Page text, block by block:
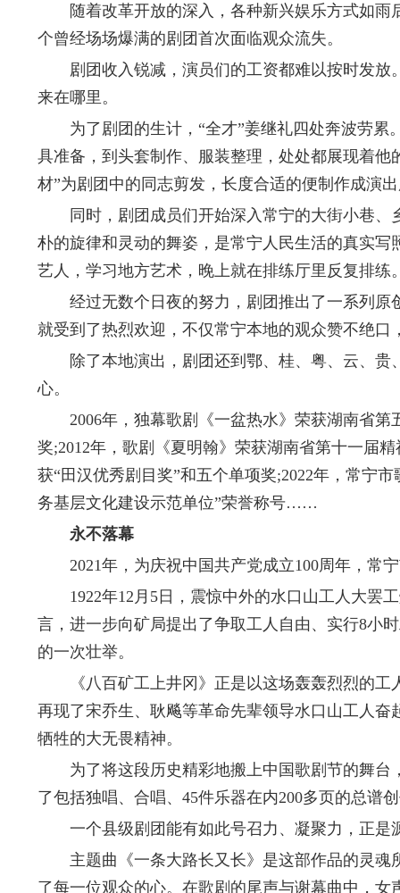
随着改革开放的深入，各种新兴娱乐方式如雨
个曾经场场爆满的剧团首次面临观众流失。
剧团收入锐减，演员们的工资都难以按时发放
来在哪里。
为了剧团的生计，“全才”姜继礼四处奔波劳累
具准备，到头套制作、服装整理，处处都展现着
材”为剧团中的同志剪发，长度合适的便制作成演
同时，剧团成员们开始深入常宁的大街小巷、
朴的旋律和灵动的舞姿，是常宁人民生活的真实
艺人，学习地方艺术，晚上就在排练厅里反复排
经过无数个日夜的努力，剧团推出了一系列原
就受到了热烈欢迎，不仅常宁本地的观众赞不绝
除了本地演出，剧团还到鄂、桂、粤、云、贵
心。
2006年，独幕歌剧《一盆热水》荣获湖南省第
奖;2012年，歌剧《夏明翰》荣获湖南省第十一届
获“田汉优秀剧目奖”和五个单项奖;2022年，常宁
务基层文化建设示范单位”荣誉称号……
永不落幕
2021年，为庆祝中国共产党成立100周年，常
1922年12月5日，震惊中外的水口山工人大罢工
言，进一步向矿局提出了争取工人自由、实行8小
的一次壮举。
《八百矿工上井冈》正是以这场轰轰烈烈的工
再现了宋乔生、耿飚等革命先辈领导水口山工人
牺牲的大无畏精神。
为了将这段历史精彩地搬上中国歌剧节的舞台
了包括独唱、合唱、45件乐器在内200多页的总谱
一个县级剧团能有如此号召力、凝聚力，正是
主题曲《一条大路长又长》是这部作品的灵魂
了每一位观众的心。在歌剧的尾声与谢幕曲中，